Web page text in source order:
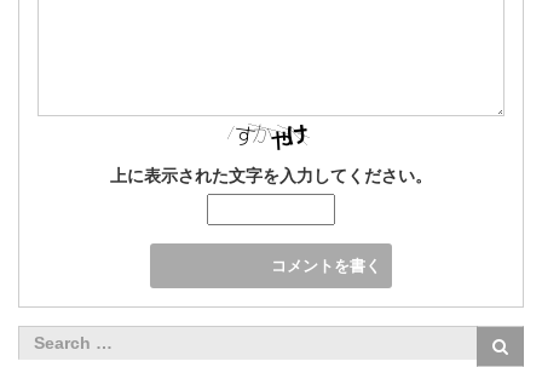
上に表示された文字を入力してください。